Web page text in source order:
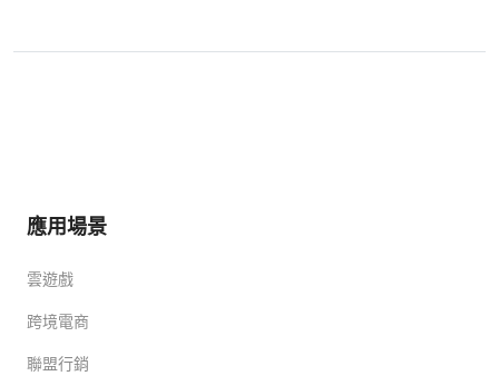
應用場景
雲遊戲
跨境電商
聯盟行銷